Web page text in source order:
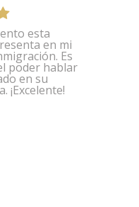
esta
en mi
Es
poder hablar
en su
¡Excelente!